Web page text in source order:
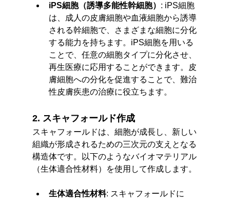
iPS細胞（誘導多能性幹細胞） : iPS細胞
は、成人の皮膚細胞や血液細胞から誘導
される幹細胞で、さまざまな細胞に分化
する能力を持ちます。iPS細胞を用いる
ことで、任意の細胞タイプに分化させ、
再生医療に応用することができます。皮
膚細胞への分化を促進することで、難治
性皮膚疾患の治療に役立ちます。
2. スキャフォールド作成
スキャフォールドは、細胞が成長し、新しい
組織が形成されるための三次元の支えとなる
構造体です。以下のようなバイオマテリアル
（生体適合性材料）を使用して作成します。
生体適合性材料: スキャフォールドに